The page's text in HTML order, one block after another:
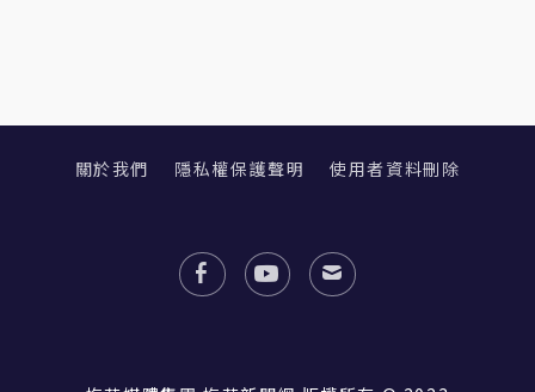
關於我們 隱私權保護聲明 使用者資料刪除